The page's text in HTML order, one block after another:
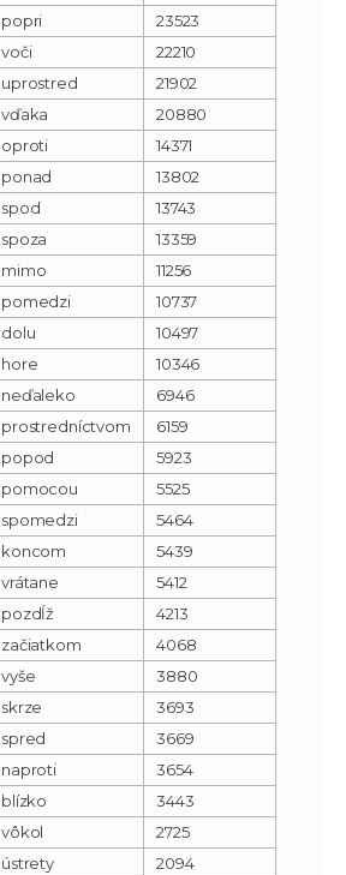
popri
23523
voči
22210
uprostred
21902
vďaka
20880
oproti
14371
ponad
13802
spod
13743
spoza
13359
mimo
11256
pomedzi
10737
dolu
10497
hore
10346
neďaleko
6946
prostredníctvom
6159
popod
5923
pomocou
5525
spomedzi
5464
koncom
5439
vrátane
5412
pozdĺž
4213
začiatkom
4068
vyše
3880
skrze
3693
spred
3669
naproti
3654
blízko
3443
vôkol
2725
ústrety
2094